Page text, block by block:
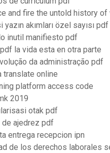
and fire the untold history
akımları özel sayısı pdf
inutil manifiesto pdf
la vida esta en otra parte
da administração pdf
translate online
platform access code
2019
otak pdf
de ajedrez pdf
entrega recepcion ipn
de los derechos laborales